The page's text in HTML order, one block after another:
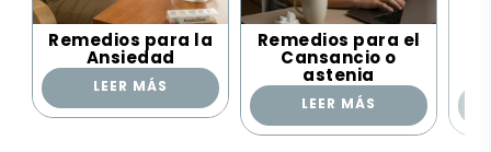
Remedios para la
Ansiedad
LEER MÁS
Remedios para el
Cansancio o
astenia
LEER MÁS